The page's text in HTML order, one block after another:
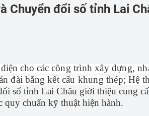
chương trình, quy hoạch, kế
Lịch công tác
tin KH&CN
tảng tư tưởng của Đảng
Chuyển đổi số tỉnh Lai
cho các công trình xây dựng,
đài bằng kết cấu khung thép;
số tỉnh Lai Châu giới thiệu cung
quy chuẩn kỹ thuật hiện hành.